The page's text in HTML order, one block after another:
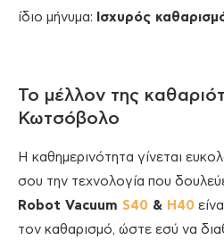
ίδιο μήνυμα:
Ισχυρός
Το μέλλον της
Κωτσόβολο
Η καθημερινότητα γίνεται
σου την τεχνολογία που
Robot Vacuum S40 & H40
τον καθαρισμό, ώστε εσύ να